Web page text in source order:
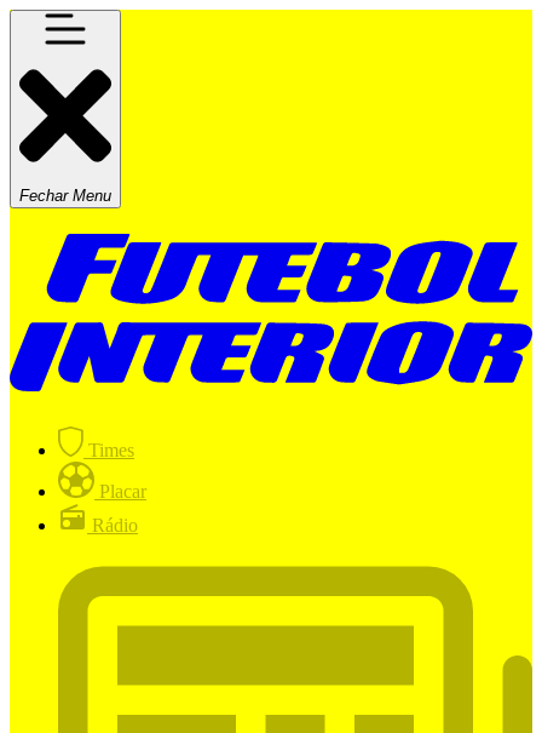
Fechar Menu
Times
Placar
Rádio